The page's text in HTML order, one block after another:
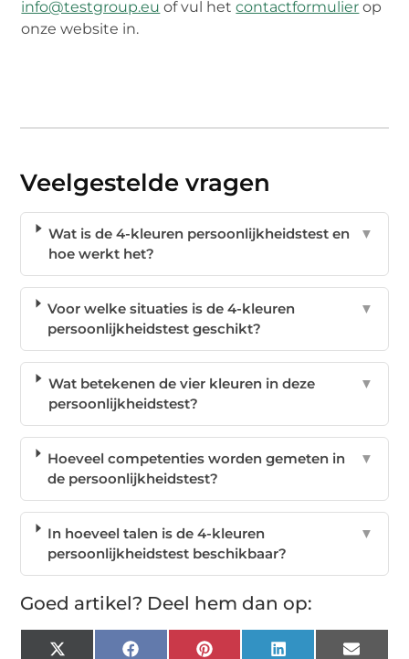
info@testgroup.eu of vul hetcontactformulier op
onze website in.
Veelgestelde vragen
Wat is de 4-kleuren persoonlijkheidstest en
hoe werkt het?
▼
Voor welke situaties is de 4-kleuren
persoonlijkheidstest geschikt?
▼
Wat betekenen de vier kleuren in deze
persoonlijkheidstest?
▼
Hoeveel competenties worden gemeten in
de persoonlijkheidstest?
▼
In hoeveel talen is de 4-kleuren
persoonlijkheidstest beschikbaar?
▼
Goed artikel? Deel hem dan op:
X Facebook Pinterest LinkedIn Email